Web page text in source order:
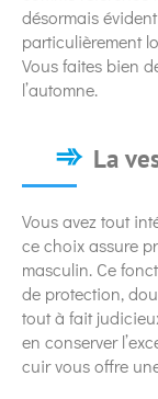
désormais
particulièrement
Vous faites bien
l’automne.
La
Vous avez tout
ce choix assure
masculin. Ce
de protection,
tout à fait
en conserver
cuir vous offre